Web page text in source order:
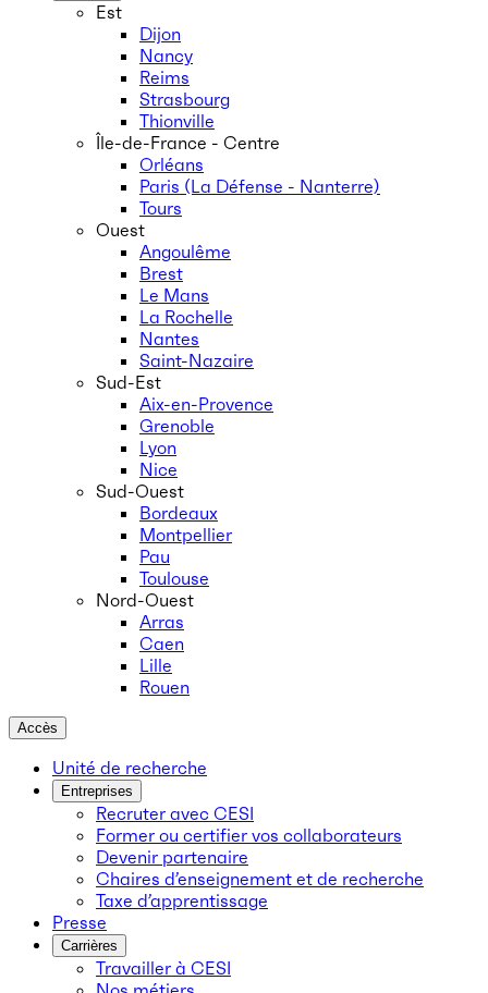
Est
Dijon
Nancy
Reims
Strasbourg
Thionville
Île-de-France - Centre
Orléans
Paris (La Défense - Nanterre)
Tours
Ouest
Angoulême
Brest
Le Mans
La Rochelle
Nantes
Saint-Nazaire
Sud-Est
Aix-en-Provence
Grenoble
Lyon
Nice
Sud-Ouest
Bordeaux
Montpellier
Pau
Toulouse
Nord-Ouest
Arras
Caen
Lille
Rouen
Accès
Unité de recherche
Entreprises
Recruter avec CESI
Former ou certifier vos collaborateurs
Devenir partenaire
Chaires d’enseignement et de recherche
Taxe d’apprentissage
Presse
Carrières
Travailler à CESI